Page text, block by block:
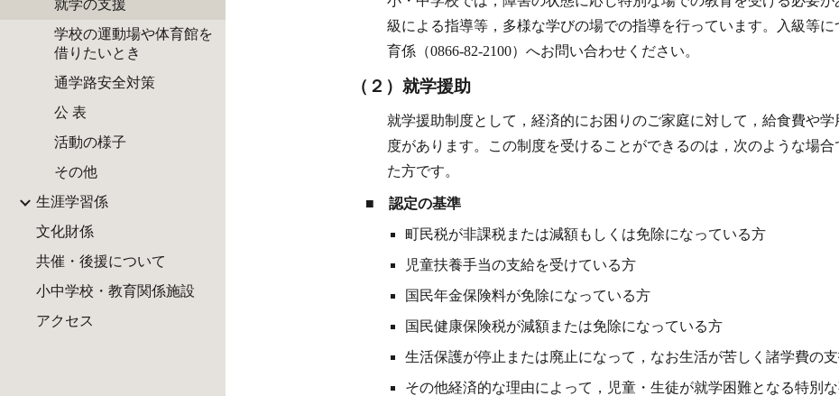
就学の支援
学校の運動場や体育館を
借りたいとき
通学路安全対策
公 表
活動の様子
その他
生涯学習係
文化財係
共催・後援について
小中学校・教育関係施設
アクセス
級による指導等，多様な学びの場での指導を行っています。入級等
育係（0866-82-2100）へお問い合わせください。
（２）就学援助
就学援助制度として，経済的にお困りのご家庭に対して，給食費や
度があります。この制度を受けることができるのは，次のような場
た方です。
■ 認定の基準
町民税が非課税または減額もしくは免除になっている方
児童扶養手当の支給を受けている方
国民年金保険料が免除になっている方
国民健康保険税が減額または免除になっている方
生活保護が停止または廃止になって，なお生活が苦しく諸学費の
その他経済的な理由によって，児童・生徒が就学困難となる特別